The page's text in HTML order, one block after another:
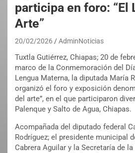
participa en foro: “El
Arte”
20/02/2026 AdminNoticias
Tuxtla Gutiérrez, Chiapas; 20 de
marco de la Conmemoración del
Lengua Materna, la diputada María
organizó el foro y exposición
del arte”, en el que participaron
Palenque y Salto de Agua, Chiapas.
Acompañada del diputado federal
Rodríguez; el presidente municipal
Cabrera Aguilar y la Secretaría de